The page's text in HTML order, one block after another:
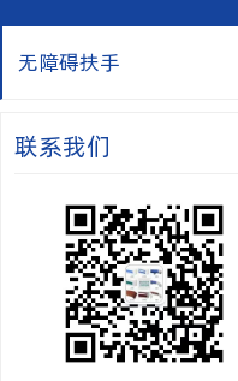
无障碍扶手
联系我们